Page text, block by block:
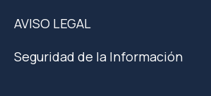
AVISO LEGAL
Seguridad de la Información